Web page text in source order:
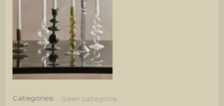
Categories:
Geen categorie